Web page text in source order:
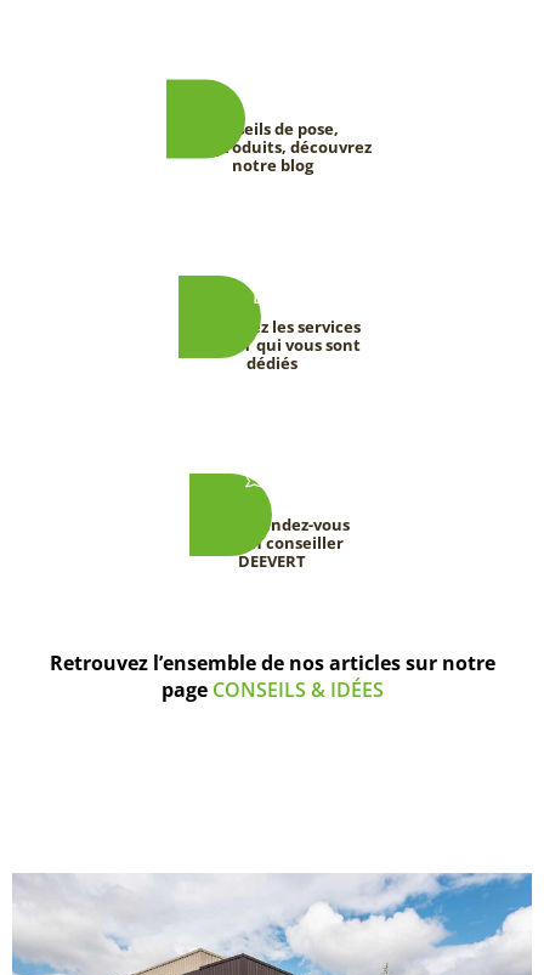
Conseils de pose,
tests produits, découvrez
notre blog
Découvrez les services
DEEVERT qui vous sont
dédiés
Prenez rendez-vous
avec un conseiller
DEEVERT
Retrouvez l’ensemble de nos articles sur notre
page CONSEILS & IDÉES